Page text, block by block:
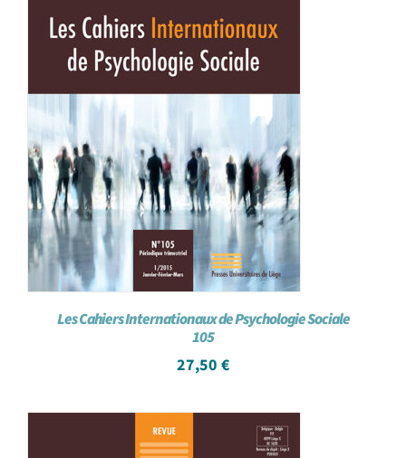
Les Cahiers Internationaux de Psychologie Sociale
105
27,50 €